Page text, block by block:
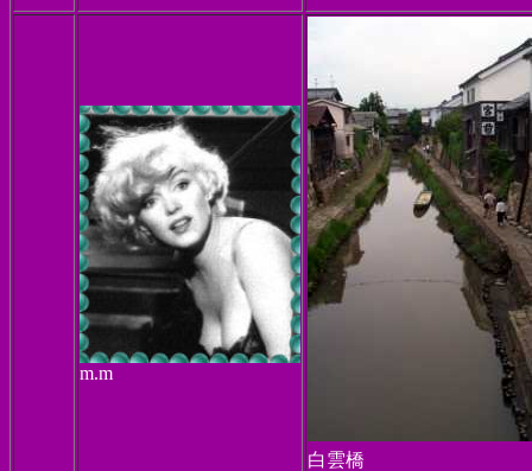
m.m
白雲橋